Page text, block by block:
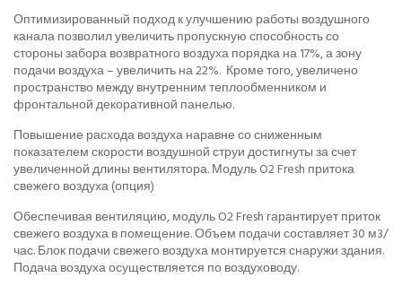
Оптимизированный подход к улучшению работы воздушного
канала позволил увеличить пропускную способность со
стороны забора возвратного воздуха порядка на 17%, а зону
подачи воздуха – увеличить на 22%. Кроме того, увеличено
пространство между внутренним теплообменником и
фронтальной декоративной панелью.
Повышение расхода воздуха наравне со сниженным
показателем скорости воздушной струи достигнуты за счет
увеличенной длины вентилятора. Модуль O2 Fresh притока
свежего воздуха (опция)
Обеспечивая вентиляцию, модуль O2 Fresh гарантирует приток
свежего воздуха в помещение. Объем подачи составляет 30 м3/
час. Блок подачи свежего воздуха монтируется снаружи здания.
Подача воздуха осуществляется по воздуховоду.